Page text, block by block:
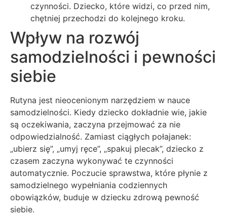
czynności. Dziecko, które widzi, co przed nim,
chętniej przechodzi do kolejnego kroku.
Wpływ na rozwój
samodzielności i pewności
siebie
Rutyna jest nieocenionym narzędziem w nauce
samodzielności. Kiedy dziecko dokładnie wie, jakie
są oczekiwania, zaczyna przejmować za nie
odpowiedzialność. Zamiast ciągłych połajanek:
„ubierz się”, „umyj ręce”, „spakuj plecak”, dziecko z
czasem zaczyna wykonywać te czynności
automatycznie. Poczucie sprawstwa, które płynie z
samodzielnego wypełniania codziennych
obowiązków, buduje w dziecku zdrową pewność
siebie.